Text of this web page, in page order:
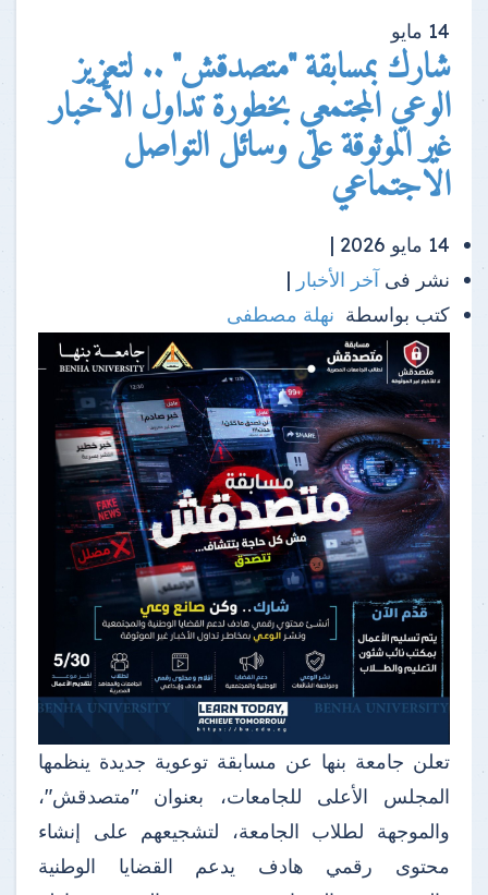
14 مايو
شارك بمسابقة "متصدقش" .. لتعزيز
الوعي المجتمعي بخطورة تداول الأخبار
غير الموثوقة على وسائل التواصل
الاجتماعي
14 مايو 2026 |
نشر فى آخر الأخبار |
كتب بواسطة نهلة مصطفى
تعلن جامعة بنها عن مسابقة توعوية جديدة ينظمها
المجلس الأعلى للجامعات، بعنوان "متصدقش"،
والموجهة لطلاب الجامعة، لتشجيعهم على إنشاء
محتوى رقمي هادف يدعم القضايا الوطنية